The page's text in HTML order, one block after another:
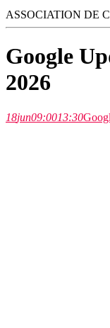
ASSOCIATION DE
Google
2026
18jun09:0013:30